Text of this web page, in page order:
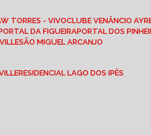
TORRES - VIVO CLUBE VENÂNCIO
PORTAL DA FIGUEIRA PORTAL DOS
SÃO MIGUEL ARCANJO
RESIDENCIAL LAGO DOS IPÊS